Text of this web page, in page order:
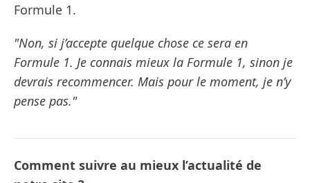
Formule 1.
"Non, si j’accepte quelque chose ce sera en
Formule 1. Je connais mieux la Formule 1, sinon je
devrais recommencer. Mais pour le moment, je n’y
pense pas."
Comment suivre au mieux l’actualité de